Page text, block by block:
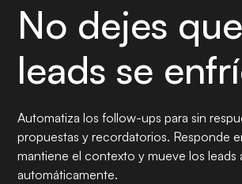
No dejes
leads se
Automatiza los follow-ups para sin
propuestas y recordatorios. Responde
mantiene el contexto y mueve los leads
automáticamente.